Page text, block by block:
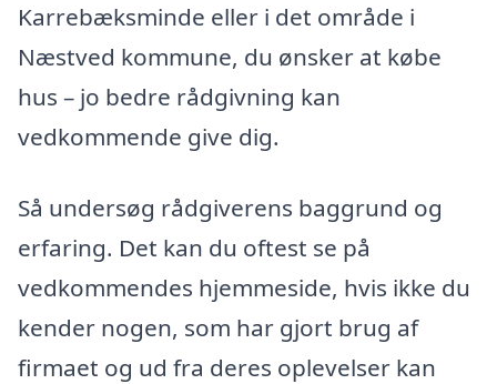
Karrebæksminde eller i det område i
Næstved kommune, du ønsker at købe
hus – jo bedre rådgivning kan
vedkommende give dig.
Så undersøg rådgiverens baggrund og
erfaring. Det kan du oftest se på
vedkommendes hjemmeside, hvis ikke du
kender nogen, som har gjort brug af
firmaet og ud fra deres oplevelser kan